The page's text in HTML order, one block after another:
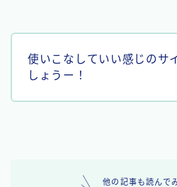
使いこなしていい感じのサ
しょうー！
他の記事も読んで